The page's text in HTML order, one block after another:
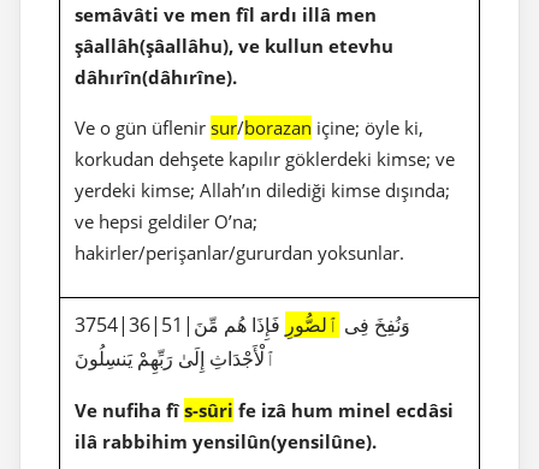
semâvâti ve men fîl ardı illâ men
şâallâh(şâallâhu), ve kullun etevhu
dâhırîn(dâhırîne).
Ve o gün üflenir sur/borazan içine; öyle ki,
korkudan dehşete kapılır göklerdeki kimse; ve
yerdeki kimse; Allah’ın dilediği kimse dışında;
ve hepsi geldiler O’na;
hakirler/perişanlar/gururdan yoksunlar.
3754|36|51|وَنُفِخَ فِى ٱلصُّورِ فَإِذَا هُم مِّنَ
ٱلْأَجْدَاثِ إِلَىٰ رَبِّهِمْ يَنسِلُونَ
Ve nufiha fîs-sûri fe izâ hum minel ecdâsi
ilâ rabbihim yensilûn(yensilûne).